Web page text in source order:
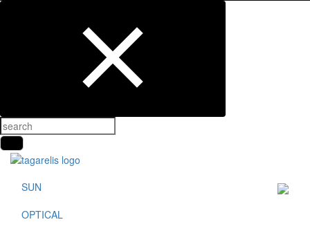
SUN
OPTICAL